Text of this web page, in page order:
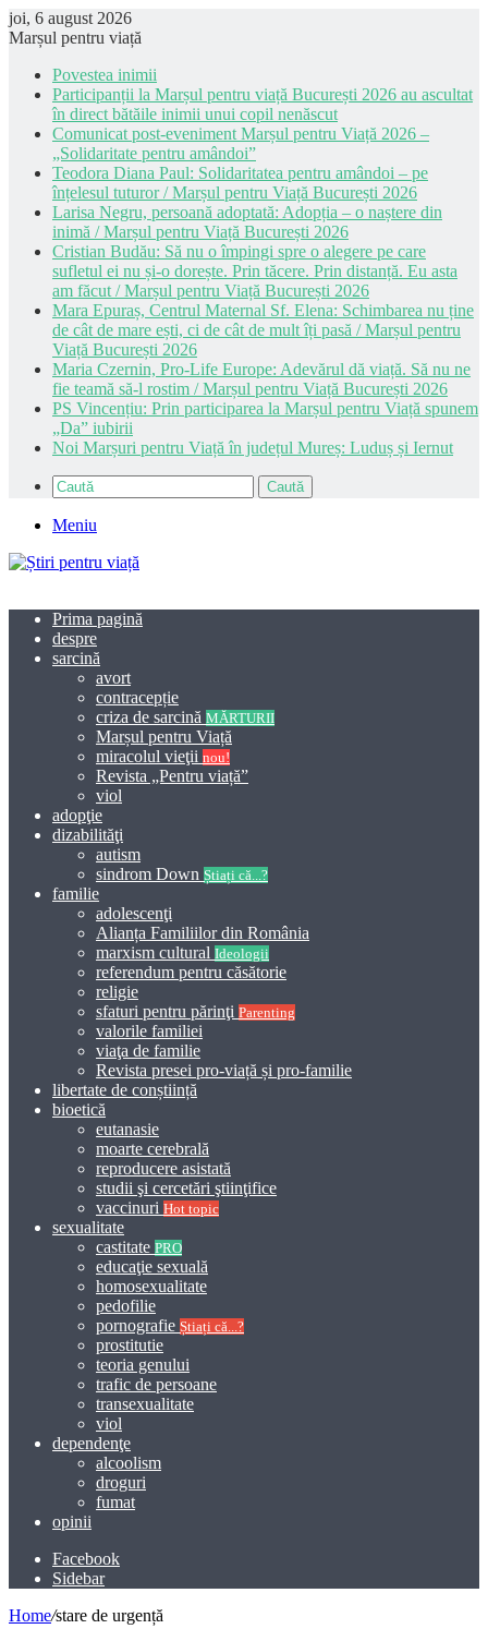
joi, 6 august 2026
Marșul pentru viață
Povestea inimii
Participanții la Marșul pentru viață București 2026 au ascultat
în direct bătăile inimii unui copil nenăscut
Comunicat post-eveniment Marșul pentru Viață 2026 –
„Solidaritate pentru amândoi”
Teodora Diana Paul: Solidaritatea pentru amândoi – pe
înțelesul tuturor / Marșul pentru Viață București 2026
Larisa Negru, persoană adoptată: Adopția – o naștere din
inimă / Marșul pentru Viață București 2026
Cristian Budău: Să nu o împingi spre o alegere pe care
sufletul ei nu și-o dorește. Prin tăcere. Prin distanță. Eu asta
am făcut / Marșul pentru Viață București 2026
Mara Epuraș, Centrul Maternal Sf. Elena: Schimbarea nu ține
de cât de mare ești, ci de cât de mult îți pasă / Marșul pentru
Viață București 2026
Maria Czernin, Pro-Life Europe: Adevărul dă viață. Să nu ne
fie teamă să-l rostim / Marșul pentru Viață București 2026
PS Vincențiu: Prin participarea la Marșul pentru Viață spunem
„Da” iubirii
Noi Marșuri pentru Viață în județul Mureș: Luduș și Iernut
Caută
Meniu
Prima pagină
despre
sarcină
avort
contracepție
criza de sarcină MĂRTURII
Marșul pentru Viață
miracolul vieţii nou!
Revista „Pentru viață”
viol
adopţie
dizabilităţi
autism
sindrom Down Știați că...?
familie
adolescenţi
Alianța Familiilor din România
marxism cultural Ideologii
referendum pentru căsătorie
religie
sfaturi pentru părinţi Parenting
valorile familiei
viaţa de familie
Revista presei pro-viață și pro-familie
libertate de conștiință
bioetică
eutanasie
moarte cerebrală
reproducere asistată
studii şi cercetări ştiinţifice
vaccinuri Hot topic
sexualitate
castitate PRO
educaţie sexuală
homosexualitate
pedofilie
pornografie Știați că...?
prostitutie
teoria genului
trafic de persoane
transexualitate
viol
dependenţe
alcoolism
droguri
fumat
opinii
Facebook
Sidebar
Home/stare de urgență